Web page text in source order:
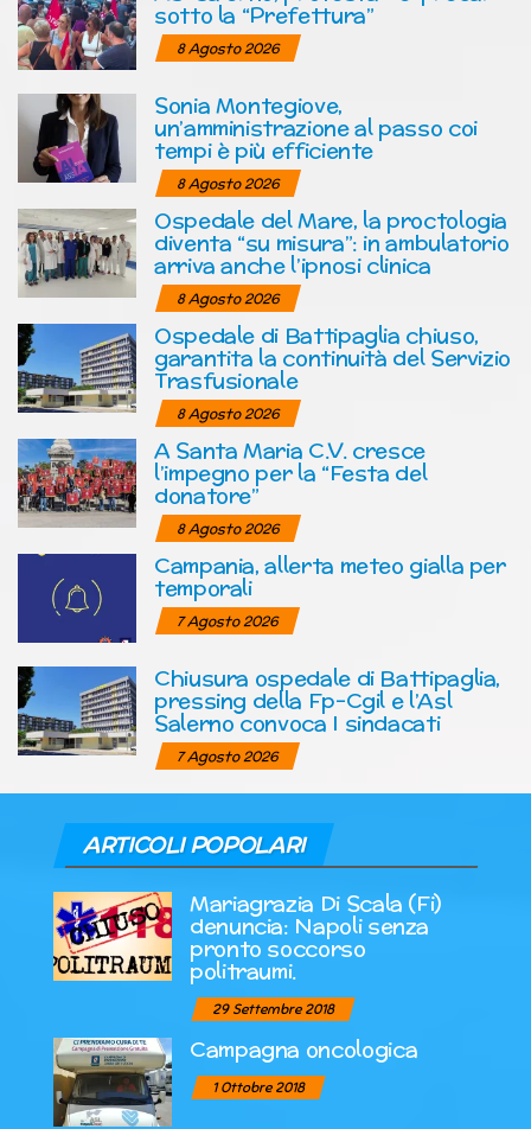
sotto la “Prefettura”
8 Agosto 2026
Sonia Montegiove,
un’amministrazione al passo coi
tempi è più efficiente
8 Agosto 2026
Ospedale del Mare, la proctologia
diventa “su misura”: in ambulatorio
arriva anche l’ipnosi clinica
8 Agosto 2026
Ospedale di Battipaglia chiuso,
garantita la continuità del Servizio
Trasfusionale
8 Agosto 2026
A Santa Maria C.V. cresce
l’impegno per la “Festa del
donatore”
8 Agosto 2026
Campania, allerta meteo gialla per
temporali
7 Agosto 2026
Chiusura ospedale di Battipaglia,
pressing della Fp-Cgil e l’Asl
Salerno convoca I sindacati
7 Agosto 2026
ARTICOLI POPOLARI
Mariagrazia Di Scala (Fi)
denuncia: Napoli senza
pronto soccorso
politraumi.
29 Settembre 2018
Campagna oncologica
1 Ottobre 2018